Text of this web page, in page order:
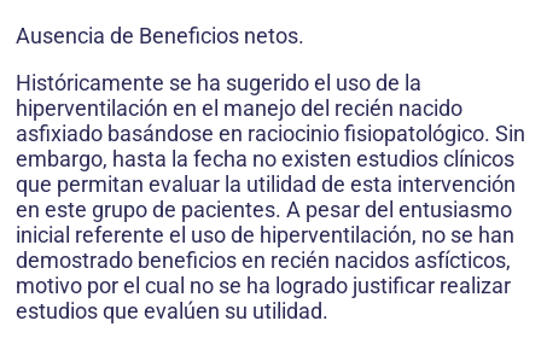
Ausencia de Beneficios netos.
Históricamente se ha sugerido el uso de la
hiperventilación en el manejo del recién nacido
asfixiado basándose en raciocinio fisiopatológico. Sin
embargo, hasta la fecha no existen estudios clínicos
que permitan evaluar la utilidad de esta intervención
en este grupo de pacientes. A pesar del entusiasmo
inicial referente el uso de hiperventilación, no se han
demostrado beneficios en recién nacidos asfícticos,
motivo por el cual no se ha logrado justificar realizar
estudios que evalúen su utilidad.